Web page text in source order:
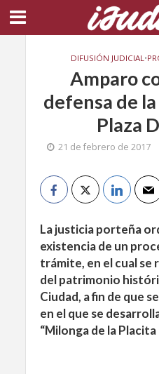
DIFUSIÓN JUDICIAL•
Amparo
defensa de
Plaza
21 de febrero de 2017
La justicia porteña
existencia de un
trámite, en el cual se
del patrimonio
Ciudad, a fin de que
en el que se
“Milonga de la